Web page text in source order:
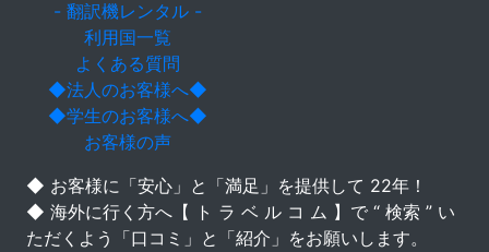
- 翻訳機レンタル -
利用国一覧
よくある質問
◆法人のお客様へ◆
◆学生のお客様へ◆
お客様の声
◆ お客様に「安心」と「満足」を提供して 22年！
◆ 海外に行く方へ【 ト ラ ベ ル コ ム 】で “ 検索 ” い
ただくよう「口コミ」と「紹介」をお願いします。